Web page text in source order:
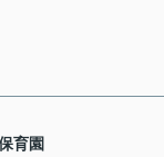
育園